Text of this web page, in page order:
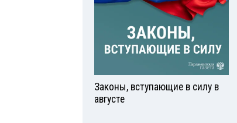
Законы, вступающие в силу в
августе